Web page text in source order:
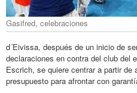
Gasifred, celebraciones
d´Eivissa, después de un inicio de
declaraciones en contra del club del
Escrich, se quiere centrar a partir de
presupuesto para afrontar con